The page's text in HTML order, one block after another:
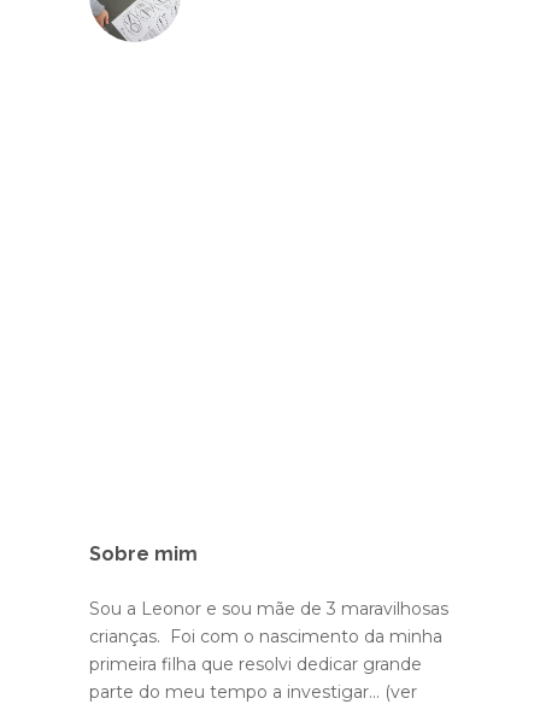
Sobre mim
Sou a Leonor e sou mãe de 3 maravilhosas
crianças. Foi com o nascimento da minha
primeira filha que resolvi dedicar grande
parte do meu tempo a investigar... (ver